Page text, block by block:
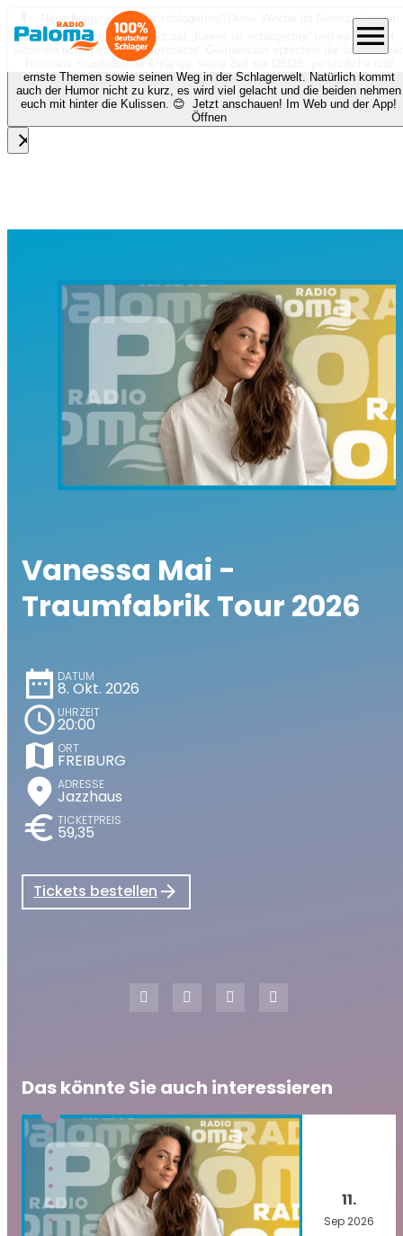
🎙️✨ Neue Folge „Keiner ist schlagerfrei“!
Diese Woche ist Norman Langen
bei Nora zu Gast beim Podcast „Keiner ist schlagerfrei“ und es erwartet
euch ein richtig schönes Gespräch! Gemeinsam sprechen die beiden über
Normans musikalische Anfänge, seine Zeit bei DSDS, persönliche und
ernste Themen sowie seinen Weg in der Schlagerwelt. Natürlich kommt
auch der Humor nicht zu kurz, es wird viel gelacht und die beiden nehmen
euch mit hinter die Kulissen. 😊 Jetzt anschauen! Im Web und der App!
Öffnen
close
menu
Vanessa Mai -
Traumfabrik Tour 2026
date_range DATUM
8. Okt. 2026
schedule UHRZEIT
20:00
map ORT
FREIBURG
place ADRESSE
Jazzhaus
euro TICKETPREIS
59,35
Tickets bestellen
Das könnte Sie auch interessieren
11.
Sep2026